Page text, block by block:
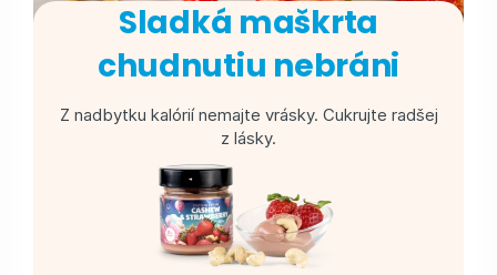
Sladká maškrta
chudnutiu nebráni
Z nadbytku kalórií nemajte vrásky. Cukrujte radšej
z lásky.